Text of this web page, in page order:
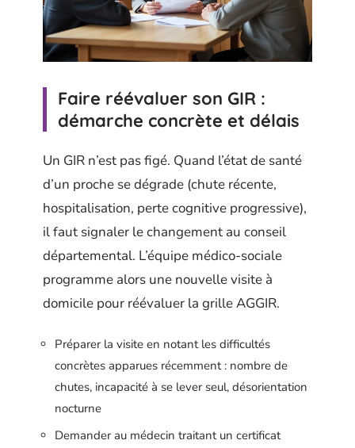
Faire réévaluer son GIR :
démarche concrète et délais
Un GIR n’est pas figé. Quand l’état de santé
d’un proche se dégrade (chute récente,
hospitalisation, perte cognitive progressive),
il faut signaler le changement au conseil
départemental. L’équipe médico-sociale
programme alors une nouvelle visite à
domicile pour réévaluer la grille AGGIR.
Préparer la visite en notant les difficultés
concrètes apparues récemment : nombre de
chutes, incapacité à se lever seul, désorientation
nocturne
Demander au médecin traitant un certificat